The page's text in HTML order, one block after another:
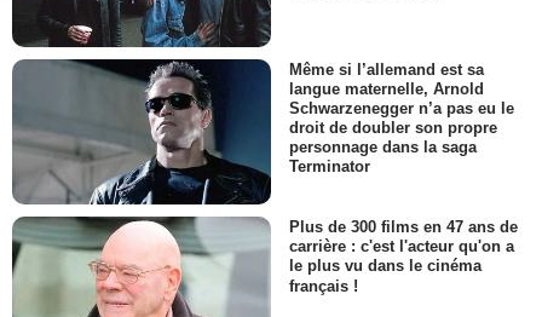
Même si l’allemand est sa
langue maternelle, Arnold
Schwarzenegger n’a pas eu le
droit de doubler son propre
personnage dans la saga
Terminator
Plus de 300 films en 47 ans de
carrière : c'est l'acteur qu'on a
le plus vu dans le cinéma
français !